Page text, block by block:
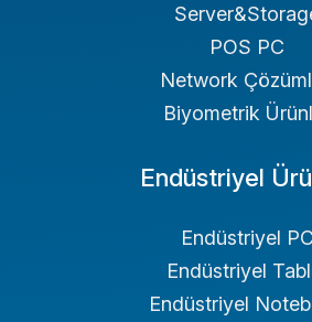
POS PC
Network
Biyometrik
Endüstriyel
Endüstriyel PC
Endüstriyel
Endüstriyel